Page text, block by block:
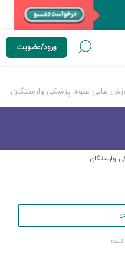
ورود/عضویت
عالی علوم پزشکی وارستگان
وارستگان
کننده